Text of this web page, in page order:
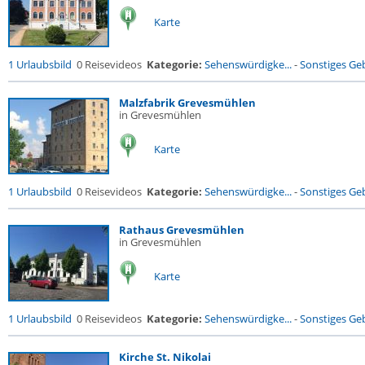
Karte
1 Urlaubsbild 0 Reisevideos Kategorie: Sehenswürdigke...-Sonstiges
Malzfabrik Grevesmühlen
in Grevesmühlen
Karte
1 Urlaubsbild 0 Reisevideos Kategorie: Sehenswürdigke...-Sonstiges
Rathaus Grevesmühlen
in Grevesmühlen
Karte
1 Urlaubsbild 0 Reisevideos Kategorie: Sehenswürdigke...-Sonstiges
Kirche St. Nikolai